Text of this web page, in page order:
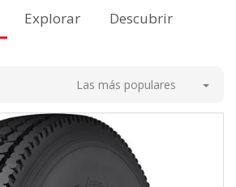
Explorar Descubrir
Las más populares